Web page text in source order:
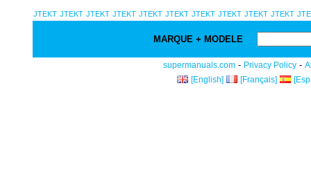
JTEKT JTEKT JTEKT JTEKT JTEKT JTEKT JTEKT JTEKT JTEKT JTEKT
MARQUE + MODELE
supermanuals.com - Privacy Policy -
[English]
[Français]